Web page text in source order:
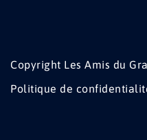
Copyright Les Amis du
Politique de